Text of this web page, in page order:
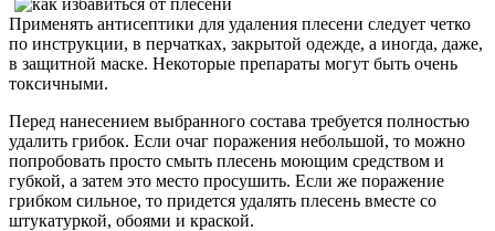
Применять антисептики для удаления плесени следует четко
по инструкции, в перчатках, закрытой одежде, а иногда, даже,
в защитной маске. Некоторые препараты могут быть очень
токсичными.
Перед нанесением выбранного состава требуется полностью
удалить грибок. Если очаг поражения небольшой, то можно
попробовать просто смыть плесень моющим средством и
губкой, а затем это место просушить. Если же поражение
грибком сильное, то придется удалять плесень вместе со
штукатуркой, обоями и краской.